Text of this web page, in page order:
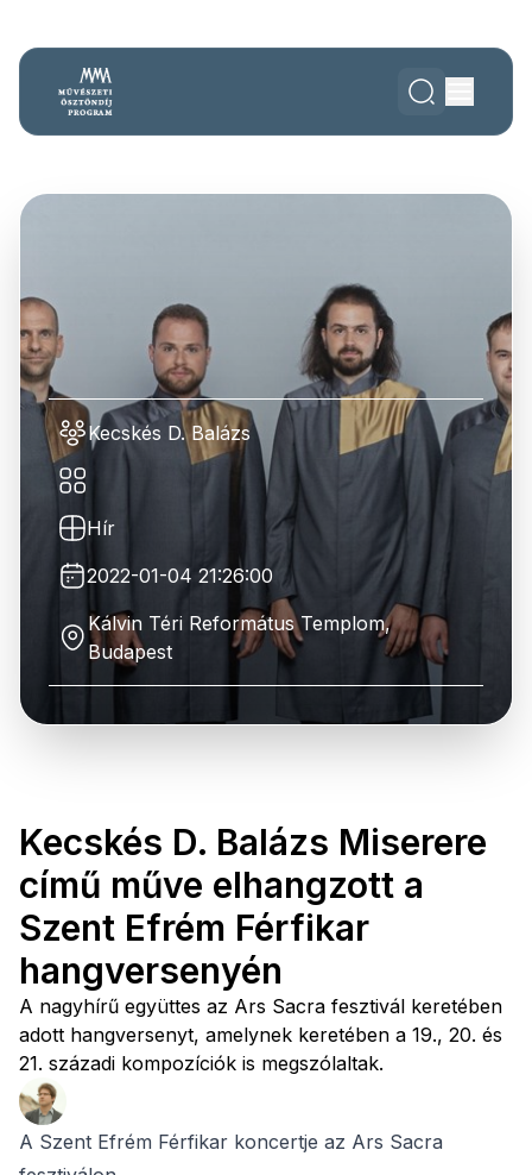
Kecskés D. Balázs
Hír
2022-01-04 21:26:00
Kálvin Téri Református Templom,
Budapest
Kecskés D. Balázs Miserere
című műve elhangzott a
Szent Efrém Férfikar
hangversenyén
A nagyhírű együttes az Ars Sacra fesztivál keretében
adott hangversenyt, amelynek keretében a 19., 20. és
21. századi kompozíciók is megszólaltak.
A Szent Efrém Férfikar koncertje az Ars Sacra